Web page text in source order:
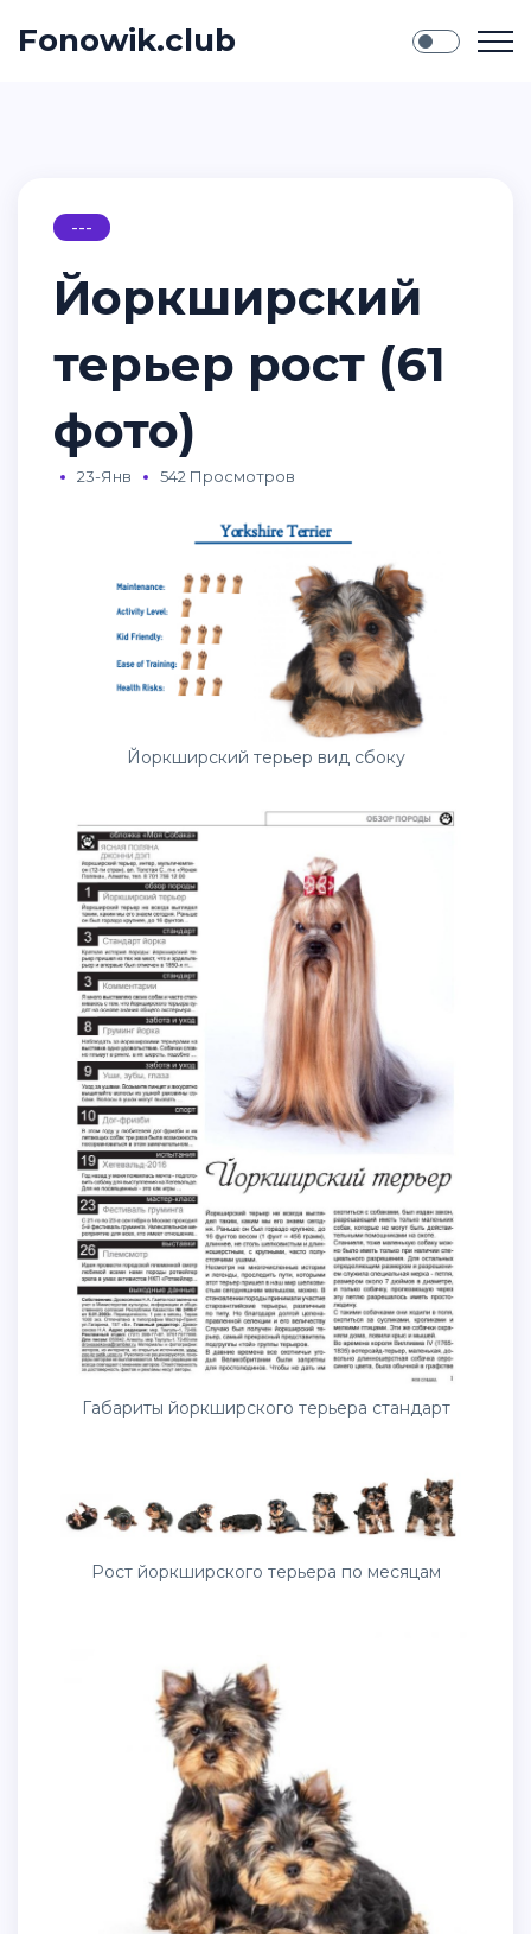
Fonowik.club
---
Йоркширский
терьер рост (61
фото)
23-Янв 542 Просмотров
Йоркширский терьер вид сбоку
Габариты йоркширского терьера стандарт
Рост йоркширского терьера по месяцам